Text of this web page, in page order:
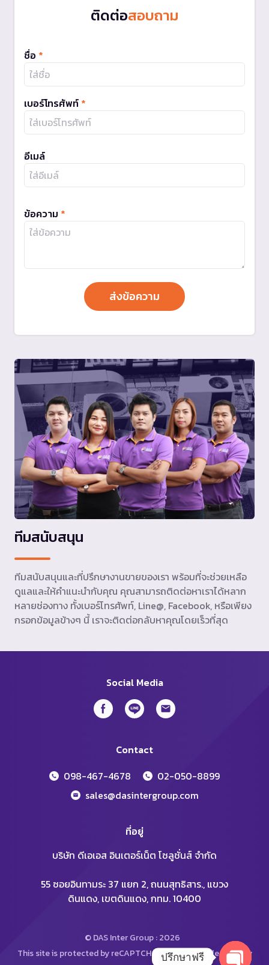
ติดต่อสอบถาม
ชื่อ *
เบอร์โทรศัพท์ *
อีเมล์
ข้อความ *
ทีมสนับสนุน
ทีมสนับสนุนและที่ปรึกษางานขายของเรา พร้อมที่จะช่วยเหลือ
ดูแลและให้คำแนะนำกับคุณ คุณสามารถติดต่อหาเราได้หลาก
หลายช่องทาง ทั้งเบอร์โทรศัพท์, Line@, Facebook, หรือเพียง
กรอกข้อมูลข้างๆ นี้ เราจะติดต่อกลับหาคุณโดยเร็วที่สุด
Social Media
Contact
098-467-4678
02-050-8899
sales@dasintergroup.com
ที่อยู่
บริษัท ดีเอเอส อินเตอร์เน็ต โซลูชั่นส์ จำกัด
55 ซอยอินทามระ 37 แยก 2, ถนนสุทธิสาร., แขวง
ดินแดง, เขตดินแดง, กทม. 10400
© DAS Inter Group : 2026
This site is protected by reCAPTCHA and the Google Privacy
ปรึกษาฟรี